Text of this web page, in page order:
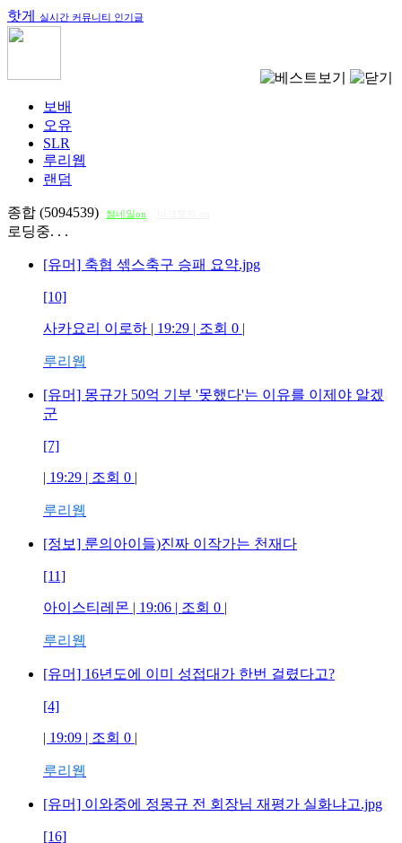
핫게 실시간 커뮤니티 인기글
보배
오유
SLR
루리웹
랜덤
종합 (5094539) 썸네일on
로딩중. . .
[유머] 축협 섺스축구 승패 요약.jpg
[10]
사카요리 이로하 | 19:29 | 조회 0 |
루리웹
[유머] 몽규가 50억 기부 '못했다'는 이유를 이제야 알겠
군
[7]
| 19:29 | 조회 0 |
루리웹
[정보] 룬의아이들)진짜 이작가는 천재다
[11]
아이스티레몬 | 19:06 | 조회 0 |
루리웹
[유머] 16년도에 이미 성접대가 한번 걸렸다고?
[4]
| 19:09 | 조회 0 |
루리웹
[유머] 이와중에 정몽규 전 회장님 재평가 실화냐고.jpg
[16]